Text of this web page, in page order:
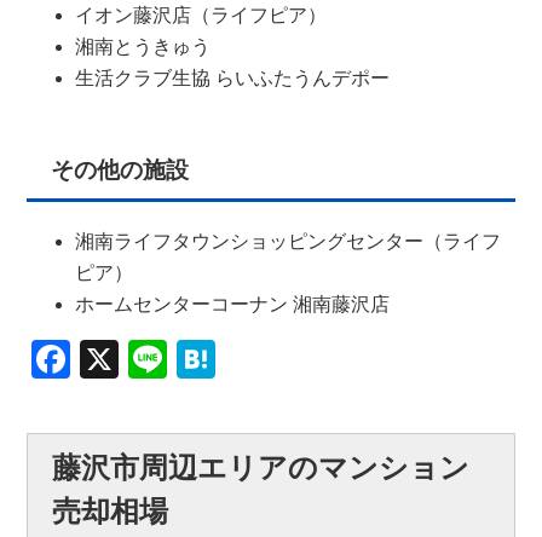
イオン藤沢店（ライフピア）
湘南とうきゅう
生活クラブ生協 らいふたうんデポー
その他の施設
湘南ライフタウンショッピングセンター（ライフ
ピア）
ホームセンターコーナン 湘南藤沢店
Facebook
X Line
藤沢市周辺エリアのマンション
売却相場